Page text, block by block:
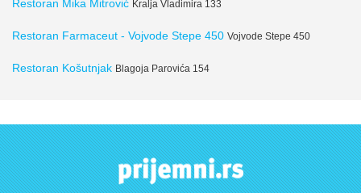
Restoran Mika Mitrović Kralja Vladimira 133
Restoran Farmaceut - Vojvode Stepe 450 Vojvode Stepe 450
Restoran Košutnjak Blagoja Parovića 154